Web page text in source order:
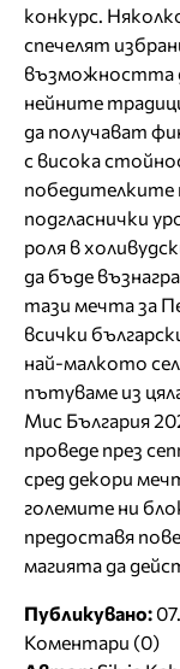
конкурс.
спечелят
възможността
нейните
да получават
с висока
победителките
подгласнички
роля в
да бъде
тази мечта за
всички
най-малкото
пътуваме из
Мис България
проведе през
сред декори
големите ни
предоставя
магията да
Публикувано:
Коментари (0)